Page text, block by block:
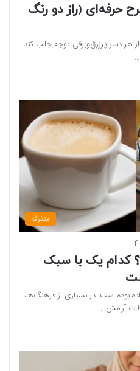
حرفه‌ای (راز دو رنگ
هر دسر پرزرق‌وبرقی توجه جلب کند.
متفرقه
4
کدام یک با سبک
بوده است. در بسیاری از فرهنگ‌ها،
آرامش…